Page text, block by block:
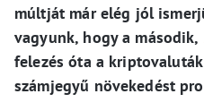
múltját már elég jól
vagyunk, hogy a második,
felezés óta a
számjegyű növekedést